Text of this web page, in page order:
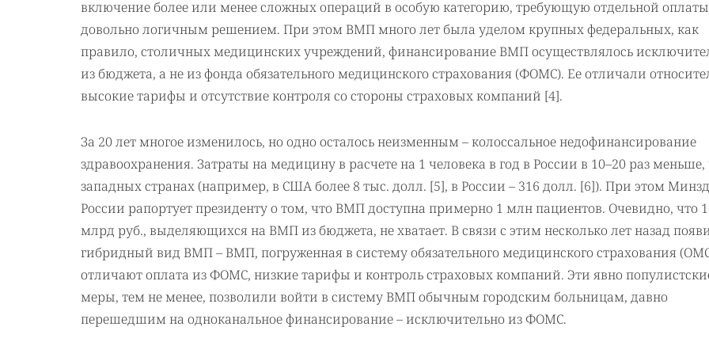
включение более или менее сложных операций в особую категорию, требующую отдельной
довольно логичным решением. При этом ВМП много лет была уделом крупных федеральных, как
правило, столичных медицинских учреждений, финансирование ВМП осуществлялось
из бюджета, а не из фонда обязательного медицинского страхования (ФОМС). Ее отличали
высокие тарифы и отсутствие контроля со стороны страховых компаний [4].
За 20 лет многое изменилось, но одно осталось неизменным – колоссальное недофинансирование
здравоохранения. Затраты на медицину в расчете на 1 человека в год в России в 10–20 раз
западных странах (например, в США более 8 тыс. долл. [5], в России – 316 долл. [6]). При этом
России рапортует президенту о том, что ВМП доступна примерно 1 млн пациентов. Очевидно, что
млрд руб., выделяющихся на ВМП из бюджета, не хватает. В связи с этим несколько лет назад
гибридный вид ВМП – ВМП, погруженная в систему обязательного медицинского страхования
отличают оплата из ФОМС, низкие тарифы и контроль страховых компаний. Эти явно
меры, тем не менее, позволили войти в систему ВМП обычным городским больницам, давно
перешедшим на одноканальное финансирование – исключительно из ФОМС.